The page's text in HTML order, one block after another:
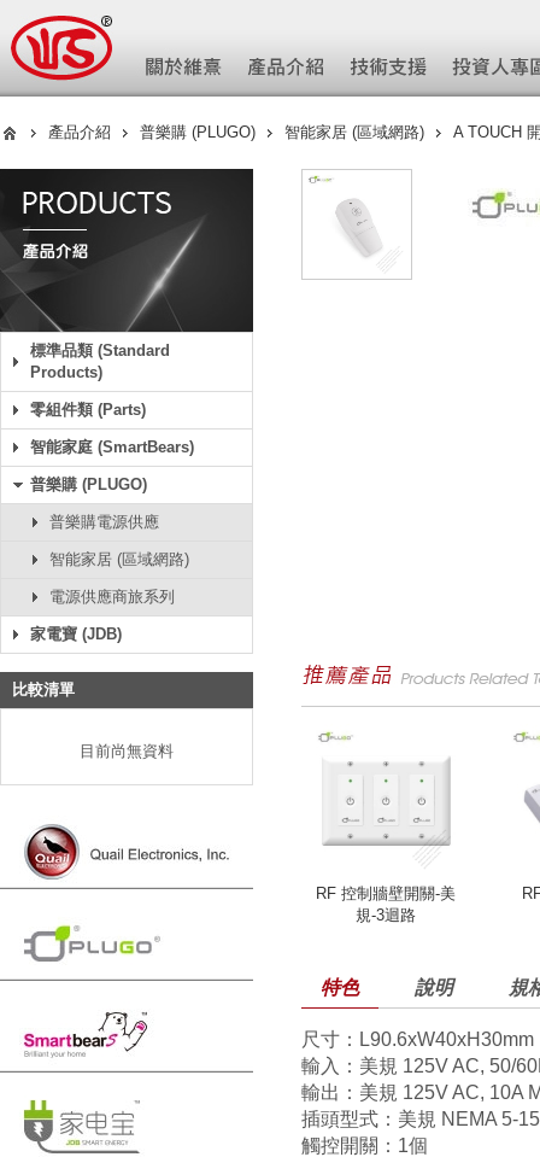
產品介紹 普樂購 (PLUGO) 智能家居 (區域網路) A TOUCH
標準品類 (Standard
Products)
零組件類 (Parts)
智能家庭 (SmartBears)
普樂購 (PLUGO)
普樂購電源供應
智能家居 (區域網路)
電源供應商旅系列
家電寶 (JDB)
比較清單
目前尚無資料
RF 控制牆壁開關-美
規-3迴路
特色 說明 規
尺寸：L90.6xW40xH30mm
輸入：美規 125V AC, 50/
輸出：美規 125V AC, 10A
插頭型式：美規 NEMA 5-
觸控開關：1個